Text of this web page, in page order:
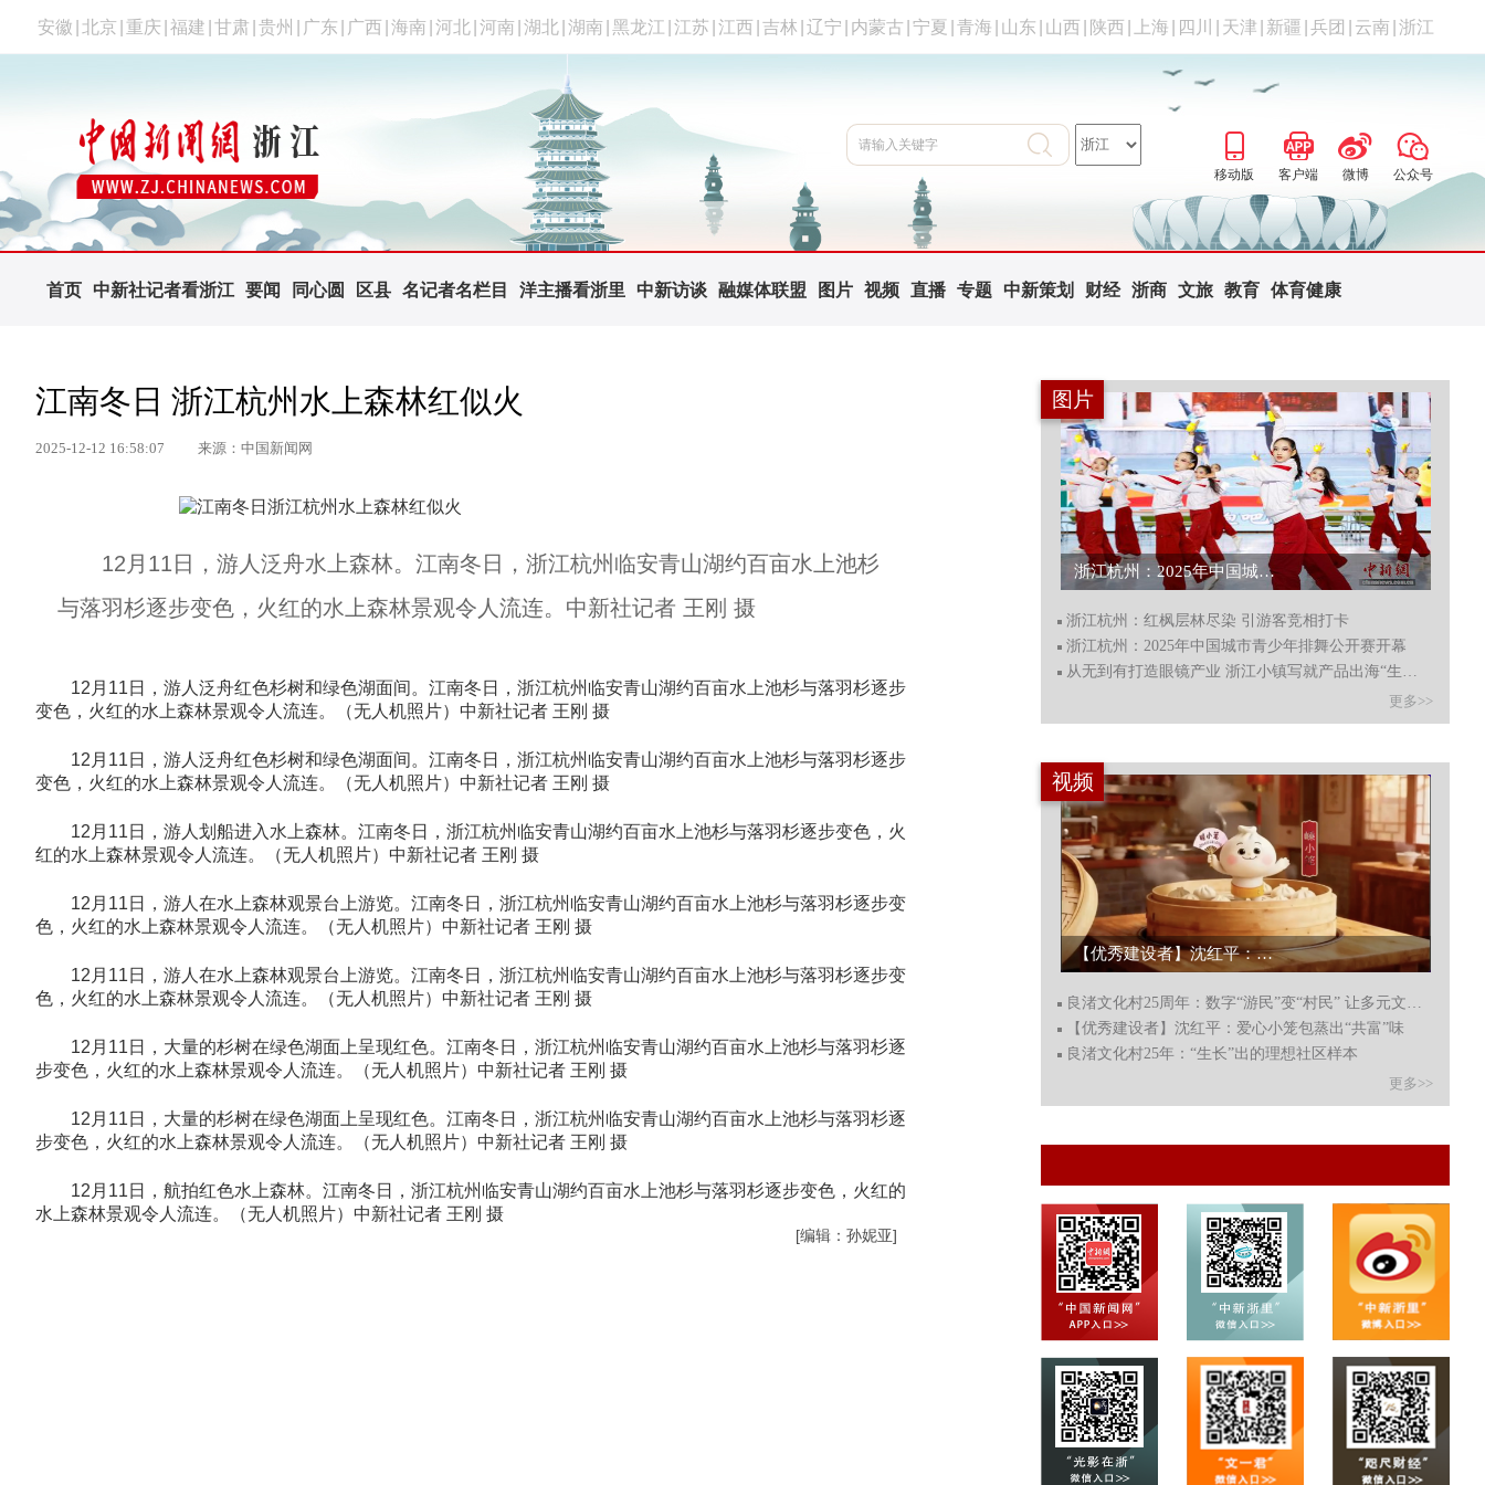
安徽 北京 重庆 福建 甘肃 贵州 广东 广西 海南 河北 河南 湖北 湖南 黑龙江 江苏 江西 吉林 辽宁 内蒙古 宁夏 青海 山东 山西 陕西 上海 四川 天津 新疆 兵团 云南 浙江
移动版 客户端 微博 公众号
首页 中新社记者看浙江 要闻 同心圆 区县 名记者名栏目 洋主播看浙里 中新访谈 融媒体联盟 图片 视频 直播 专题 中新策划 财经 浙商 文旅 教育 体育健康
江南冬日 浙江杭州水上森林红似火
2025-12-12 16:58:07 来源：中国新闻网
12月11日，游人泛舟水上森林。江南冬日，浙江杭州临安青山湖约百亩水上池杉
与落羽杉逐步变色，火红的水上森林景观令人流连。中新社记者 王刚 摄
12月11日，游人泛舟红色杉树和绿色湖面间。江南冬日，浙江杭州临安青山湖约百亩水上池杉与落羽杉逐步
变色，火红的水上森林景观令人流连。（无人机照片）中新社记者 王刚 摄
12月11日，游人泛舟红色杉树和绿色湖面间。江南冬日，浙江杭州临安青山湖约百亩水上池杉与落羽杉逐步
变色，火红的水上森林景观令人流连。（无人机照片）中新社记者 王刚 摄
12月11日，游人划船进入水上森林。江南冬日，浙江杭州临安青山湖约百亩水上池杉与落羽杉逐步变色，火
红的水上森林景观令人流连。（无人机照片）中新社记者 王刚 摄
12月11日，游人在水上森林观景台上游览。江南冬日，浙江杭州临安青山湖约百亩水上池杉与落羽杉逐步变
色，火红的水上森林景观令人流连。（无人机照片）中新社记者 王刚 摄
12月11日，游人在水上森林观景台上游览。江南冬日，浙江杭州临安青山湖约百亩水上池杉与落羽杉逐步变
色，火红的水上森林景观令人流连。（无人机照片）中新社记者 王刚 摄
12月11日，大量的杉树在绿色湖面上呈现红色。江南冬日，浙江杭州临安青山湖约百亩水上池杉与落羽杉逐
步变色，火红的水上森林景观令人流连。（无人机照片）中新社记者 王刚 摄
12月11日，大量的杉树在绿色湖面上呈现红色。江南冬日，浙江杭州临安青山湖约百亩水上池杉与落羽杉逐
步变色，火红的水上森林景观令人流连。（无人机照片）中新社记者 王刚 摄
12月11日，航拍红色水上森林。江南冬日，浙江杭州临安青山湖约百亩水上池杉与落羽杉逐步变色，火红的
水上森林景观令人流连。（无人机照片）中新社记者 王刚 摄
[编辑：孙妮亚]
图片
浙江杭州：2025年中国城市青少年排舞公开赛开幕...
浙江杭州：红枫层林尽染 引游客竞相打卡
浙江杭州：2025年中国城市青少年排舞公开赛开幕
从无到有打造眼镜产业 浙江小镇写就产品出海“生意经”
更多>>
视频
【优秀建设者】沈红平：爱心小笼包蒸出“共富”味...
良渚文化村25周年：数字“游民”变“村民” 让多元文化扎
【优秀建设者】沈红平：爱心小笼包蒸出“共富”味
良渚文化村25年：“生长”出的理想社区样本
更多>>